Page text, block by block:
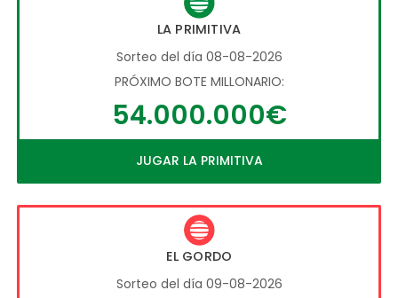
LA PRIMITIVA
Sorteo del día 08-08-2026
PRÓXIMO BOTE MILLONARIO:
54.000.000€
JUGAR LA PRIMITIVA
EL GORDO
Sorteo del día 09-08-2026